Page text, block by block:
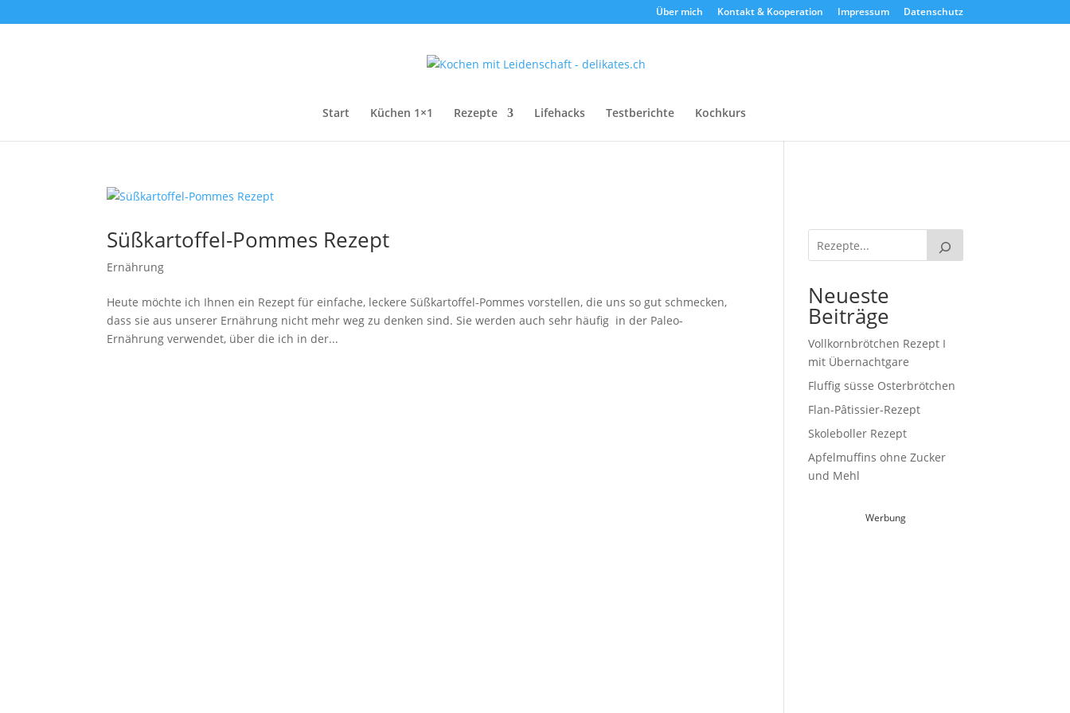
Über mich Kontakt & Kooperation Impressum Datenschutz
Start Küchen 1×1 Rezepte Lifehacks Testberichte Kochkurs
Süßkartoffel-Pommes Rezept
Ernährung
Heute möchte ich Ihnen ein Rezept für einfache, leckere Süßkartoffel-Pommes vorstellen, die uns so gut schmecken,
dass sie aus unserer Ernährung nicht mehr weg zu denken sind. Sie werden auch sehr häufig in der Paleo-
Ernährung verwendet, über die ich in der...
Neueste
Beiträge
Vollkornbrötchen Rezept I
mit Übernachtgare
Fluffig süsse Osterbrötchen
Flan-Pâtissier-Rezept
Skoleboller Rezept
Apfelmuffins ohne Zucker
und Mehl
Werbung